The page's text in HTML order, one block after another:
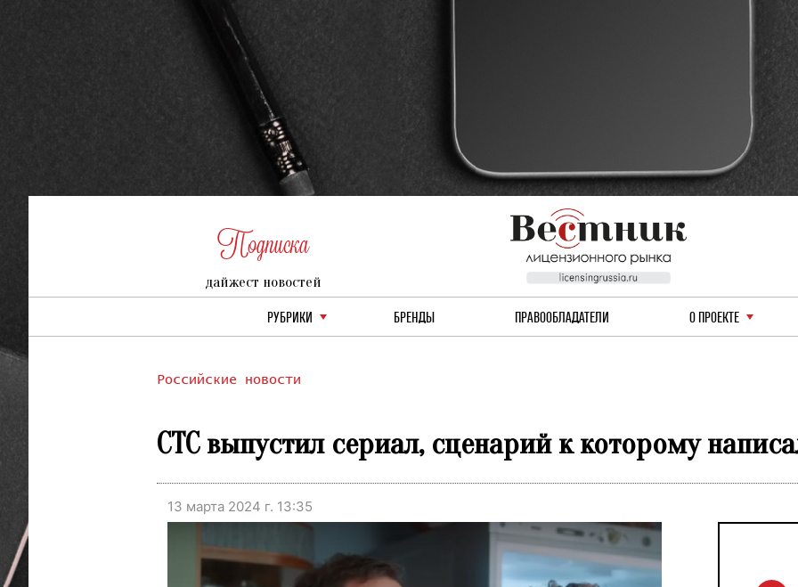
Подписка
дайжест новостей
РУБРИКИ БРЕНДЫ ПРАВООБЛАДАТЕЛИ О ПРОЕКТЕ
Российские новости
СТС выпустил сериал, сценарий к которому
13 марта 2024 г. 13:35